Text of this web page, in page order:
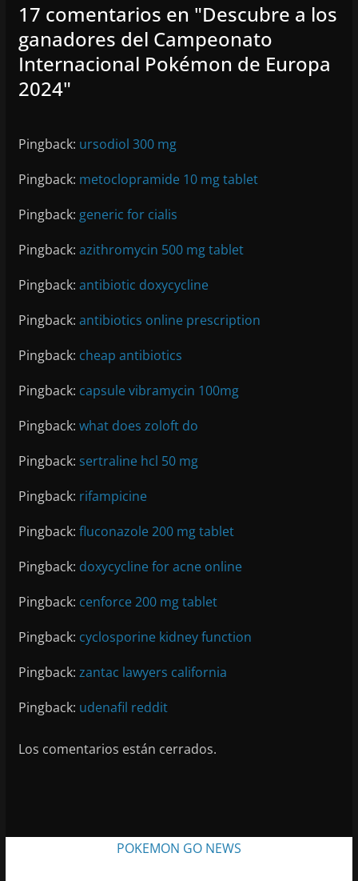
17 comentarios en "Descubre a los
ganadores del Campeonato
Internacional Pokémon de Europa
2024"
Pingback: ursodiol 300 mg
Pingback: metoclopramide 10 mg tablet
Pingback: generic for cialis
Pingback: azithromycin 500 mg tablet
Pingback: antibiotic doxycycline
Pingback: antibiotics online prescription
Pingback: cheap antibiotics
Pingback: capsule vibramycin 100mg
Pingback: what does zoloft do
Pingback: sertraline hcl 50 mg
Pingback: rifampicine
Pingback: fluconazole 200 mg tablet
Pingback: doxycycline for acne online
Pingback: cenforce 200 mg tablet
Pingback: cyclosporine kidney function
Pingback: zantac lawyers california
Pingback: udenafil reddit
Los comentarios están cerrados.
POKEMON GO NEWS